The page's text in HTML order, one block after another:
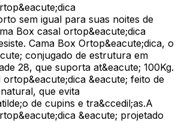
sem igual para suas noites de
Box casal ortop&eacute;dica
Cama Box Ortop&eacute;dica, o
conjugado de estrutura em
28, que suporta at&eacute; 100Kg.
&eacute; feito de
que evita
de cupins e tra&ccedil;as.A
&eacute; projetado